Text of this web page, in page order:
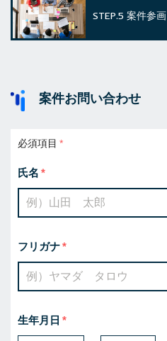
STEP.5 案件参画
案件お問い合わせ
必須項目
氏名
フリガナ
生年月日